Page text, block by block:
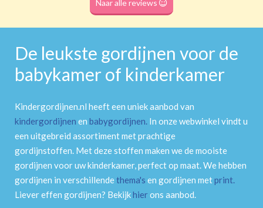
Naar alle reviews
De leukste gordijnen voor de
babykamer of kinderkamer
Kindergordijnen.nl heeft een uniek aanbod van
kindergordijnen en babygordijnen. In onze webwinkel vindt u
een uitgebreid assortiment met prachtige
gordijnstoffen. Met deze stoffen maken we de mooiste
gordijnen voor uw kinderkamer, perfect op maat. We hebben
gordijnen in verschillendethema's en gordijnen metprint.
Liever effen gordijnen? Bekijkhierons aanbod.